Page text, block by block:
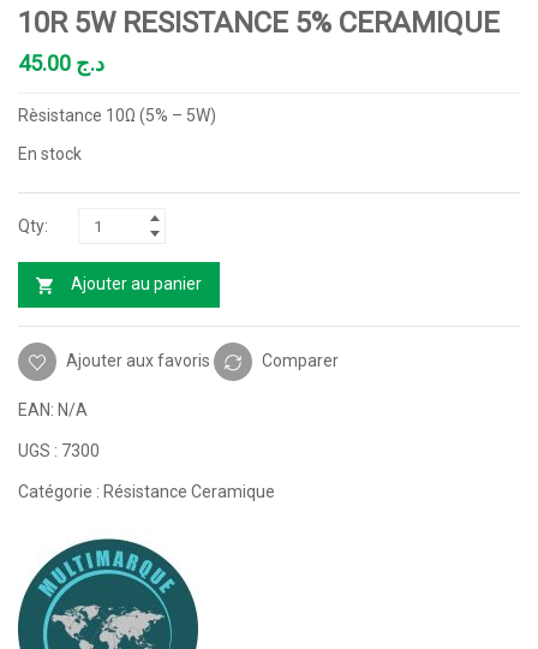
10R 5W RESISTANCE 5% CERAMIQUE
د.ج
Rèsistance 10Ω (5% – 5W)
En stock
Ajouter au panier
Ajouter aux favoris Comparer
EAN: N/A
UGS : 7300
Catégorie : Résistance Ceramique